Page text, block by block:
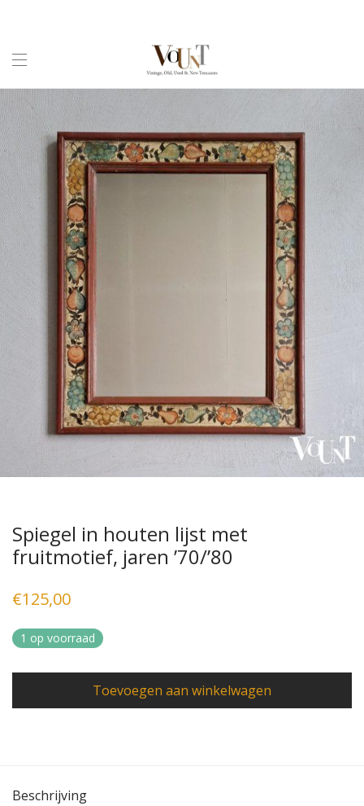
Spiegel in houten lijst met
fruitmotief, jaren ’70/’80
€125,00
1 op voorraad
Toevoegen aan winkelwagen
Beschrijving